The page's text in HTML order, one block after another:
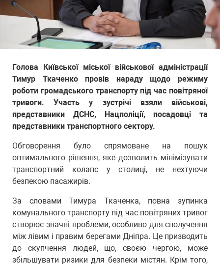
Голова Київської міської військової адміністрації
Тимур Ткаченко провів нараду щодо режиму
роботи громадського транспорту під час повітряної
тривоги. Участь у зустрічі взяли військові,
представники ДСНС, Нацполіції, посадовці та
представники транспортного сектору.
Обговорення було спрямоване на пошук
оптимального рішення, яке дозволить мінімізувати
транспортний колапс у столиці, не нехтуючи
безпекою пасажирів.
За словами Тимура Ткаченка, повна зупинка
комунального транспорту під час повітряних тривог
створює значні проблеми, особливо для сполучення
між лівим і правим берегами Дніпра. Це призводить
до скупчення людей, що, своєю чергою, може
збільшувати ризики для безпеки містян. Крім того,